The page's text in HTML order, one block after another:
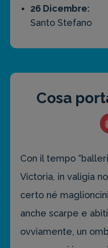
26 Dicembre:
Santo Stefano
Cosa
Con il tempo
Victoria, in valigia
certo né
anche scarpe e
ovviamente, un